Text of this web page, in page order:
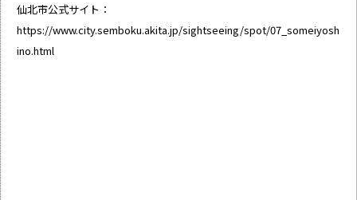
仙北市公式サイト：
https://www.city.semboku.akita.jp/sightseeing/spot/07_someiyosh
ino.html